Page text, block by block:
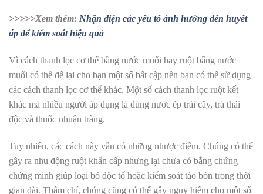
>>>>>Xem thêm: Nhận diện các yếu tố ảnh hưởng đến huyết
áp để kiểm soát hiệu quả
Vì cách thanh lọc cơ thể bằng nước muối hay ruột bằng nước
muối có thể để lại cho bạn một số bất cập nên bạn có thể sử dụng
các cách thanh lọc cơ thể khác. Một số cách thanh lọc ruột kết
khác mà nhiều người áp dụng là dùng nước ép trái cây, trà thải
độc và thuốc nhuận tràng.
Tuy nhiên, các cách này vẫn có những nhược điểm. Chúng có thể
gây ra nhu động ruột khẩn cấp nhưng lại chưa có bằng chứng
chứng minh giúp loại bỏ độc tố hoặc kiểm soát táo bón trong thời
gian dài. Thậm chí, chúng cũng có thể gây nguy hiểm cho một số